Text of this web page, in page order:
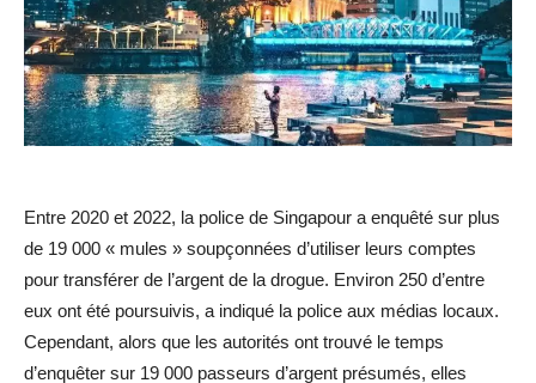
Entre 2020 et 2022, la police de Singapour a enquêté sur plus
de 19 000 « mules » soupçonnées d’utiliser leurs comptes
pour transférer de l’argent de la drogue. Environ 250 d’entre
eux ont été poursuivis, a indiqué la police aux médias locaux.
Cependant, alors que les autorités ont trouvé le temps
d’enquêter sur 19 000 passeurs d’argent présumés, elles